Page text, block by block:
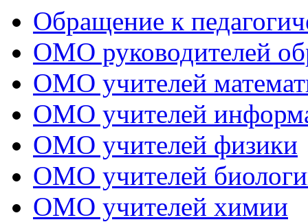
Обращение к
ОМО руководителей
ОМО учителей
ОМО учителей
ОМО учителей физики
ОМО учителей
ОМО учителей химии